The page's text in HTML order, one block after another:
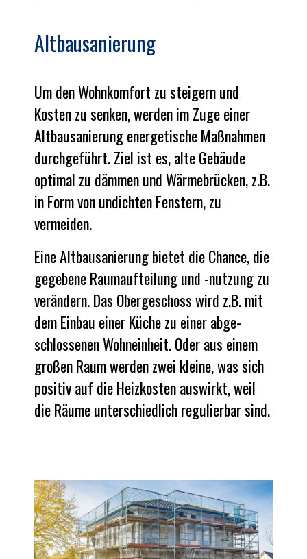
Altbausanierung
Um den Wohn­komfort zu steigern und
Kosten zu senken, werden im Zuge einer
Altbau­sanie­rung energe­tische Maß­nahmen
durch­geführt. Ziel ist es, alte Gebäude
optimal zu dämmen und Wärme­brücken, z.B.
in Form von undichten Fenstern, zu
vermeiden.
Eine Altbau­sanie­rung bietet die Chance, die
ge­gebene Raum­auftei­lung und -nutzung zu
verändern. Das Ober­geschoss wird z.B. mit
dem Einbau einer Küche zu einer abge­
schlossenen Wohn­einheit. Oder aus einem
großen Raum werden zwei kleine, was sich
positiv auf die Heiz­kosten auswirkt, weil
die Räume unter­schiedlich regulier­bar sind.